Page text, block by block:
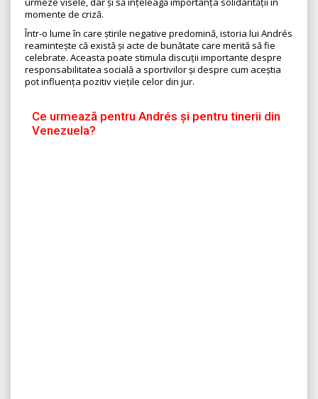
momente de criză.
Într-o lume în care știrile negative predomină, istoria lui Andrés
reamintește că există și acte de bunătate care merită să fie
celebrate. Aceasta poate stimula discuții importante despre
responsabilitatea socială a sportivilor și despre cum aceștia
pot influența pozitiv viețile celor din jur.
Ce urmează pentru Andrés și pentru tinerii din
Venezuela?